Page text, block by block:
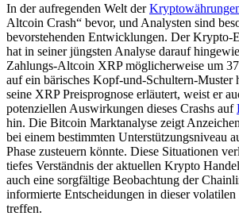
In der aufregenden Welt der
Altcoin Crash“ bevor, und Analysten sind
bevorstehenden Entwicklungen. Der Krypto-
hat in seiner jüngsten Analyse darauf
Zahlungs-Altcoin XRP möglicherweise um
auf ein bärisches Kopf-und-Schultern-Muster
seine XRP Preisprognose erläutert, weist er
potenziellen Auswirkungen dieses Crashs auf
hin. Die Bitcoin Marktanalyse zeigt
bei einem bestimmten Unterstützungsniveau
Phase zusteuern könnte. Diese Situationen
tiefes Verständnis der aktuellen Krypto
auch eine sorgfältige Beobachtung der
informierte Entscheidungen in dieser
treffen.